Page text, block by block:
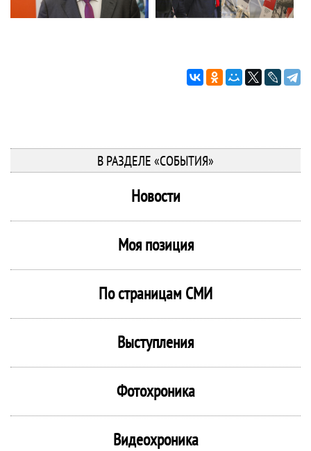
В РАЗДЕЛЕ «СОБЫТИЯ»
Новости
Моя позиция
По страницам СМИ
Выступления
Фотохроника
Видеохроника